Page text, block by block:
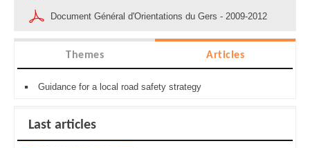
Document Général d'Orientations du Gers - 2009-2012
Themes Articles
Guidance for a local road safety strategy
Last articles